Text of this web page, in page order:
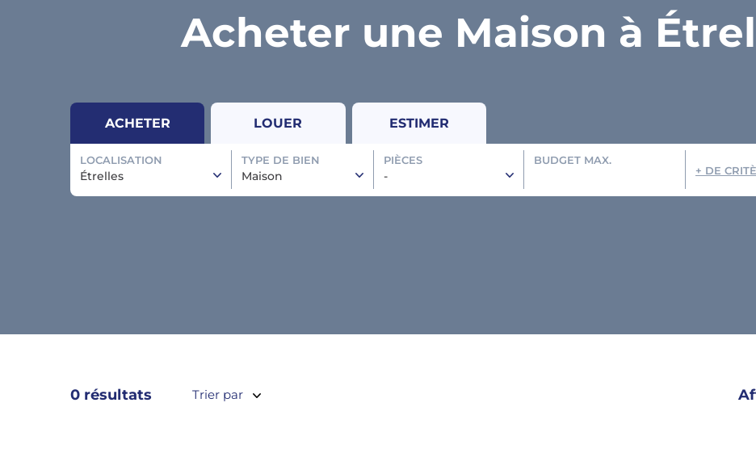
Acheter une Maison à
ACHETER LOUER ESTIMER
LOCALISATION
Étrelles
TYPE DE BIEN
Maison
PIÈCES
-
BUDGET MAX.
+ DE
0 résultats Trier par